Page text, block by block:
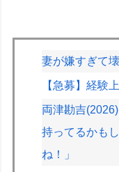
妻が嫌すぎて
【急募】経験
両津勘吉
持ってるかも
ね！」